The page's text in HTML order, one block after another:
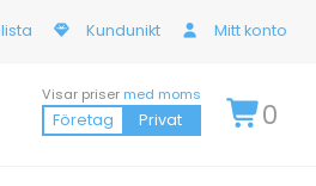
Kundunikt Mitt konto
Visar priser med moms
Företag Privat 0